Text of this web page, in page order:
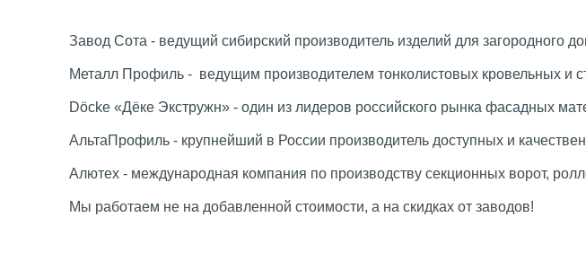
Завод Сота - ведущий сибирский производитель изделий для загородного
Металл Профиль - ведущим производителем тонколистовых кровельных
Döcke «Дёке Экстружн» - один из лидеров российского рынка фасадных
АльтаПрофиль - крупнейший в России производитель доступных и
Алютех - международная компания по производству секционных ворот,
Мы работаем не на добавленной стоимости, а на скидках от заводов!